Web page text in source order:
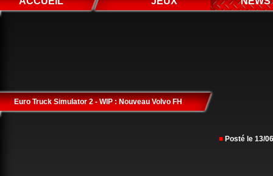
Euro Truck Simulator 2 - WIP : Nouveau Volvo FH
■ Posté le 13/